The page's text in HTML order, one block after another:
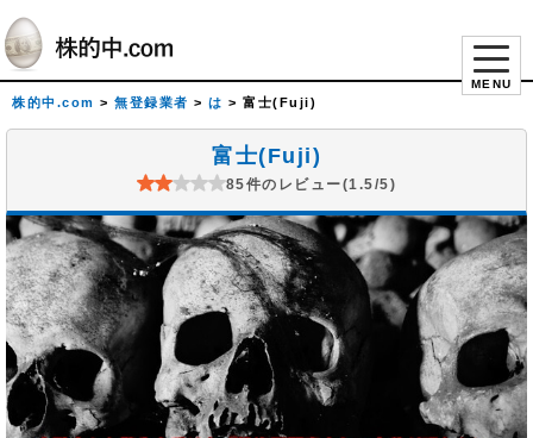
MENU
株的中.com > 無登録業者 > は > 富士(Fuji)
富士(Fuji)
85件のレビュー(1.5/5)